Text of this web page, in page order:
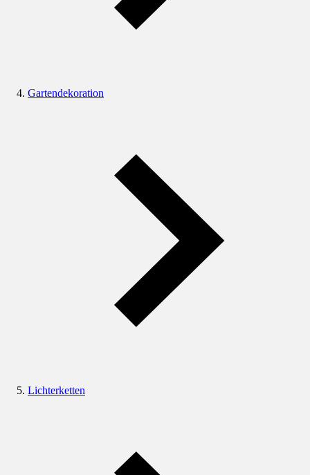
Gartendekoration
Lichterketten